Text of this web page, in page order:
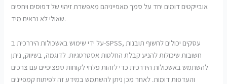
אובייקטים דומים יחד על סמך מאפייניהם מאפשרת זיהוי של דפוסים ויחסים
שאולי לא נראים מיד.
על ידי שימוש באשכולות היררכית ב-SPSS, עסקים יכולים לחשוף תובנות
חשובות שיכולות להניע קבלת החלטות אסטרטגיות. לדוגמה, בשיווק, ניתן
להשתמש באשכולות היררכית כדי לזהות פלחי לקוחות ספציפיים עם צרכים
והעדפות דומות. לאחר מכן ניתן להשתמש במידע זה לפיתוח קמפיינים